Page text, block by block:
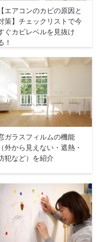
【エアコンのカビの原因と
策】チェックリストで今
ぐカビレベルを見抜け
！
ガラスフィルムの機能
（外から見えない・遮熱・
犯など）を紹介